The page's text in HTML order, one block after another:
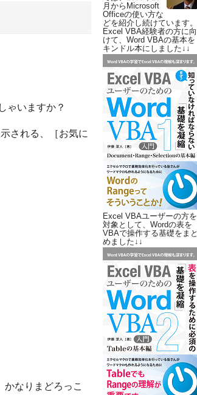
ゃいますか？
される、［お気に
なりまどろっこ
月からMicrosoft
Officeの使い方な
どを紹介し続けています。
Excel VBA経験者の方に向
けて、Word VBAの基本を
キンドル本にしました↓↓
Excel VBAユーザーの方を
対象として、Wordの表を
VBAで操作する基礎をまと
めました↓↓